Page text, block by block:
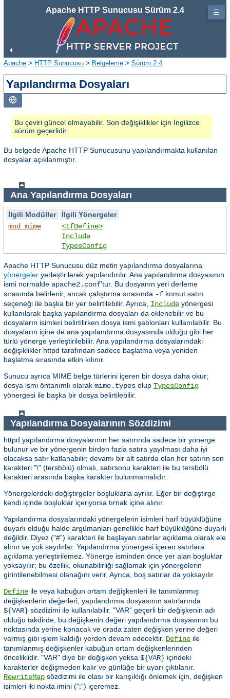
Apache HTTP Sunucusu Sürüm 2.4
Apache > HTTP Sunucusu > Belgeleme > Sürüm 2.4
Yapılandırma Dosyaları
Bu çeviri güncel olmayabilir. Son değişiklikler için İngilizce
sürüm geçerlidir.
Bu belgede Apache HTTP Sunucusunu yapılandırmakta kullanılan
dosyalar açıklanmıştır.
Ana Yapılandırma Dosyaları
İlgili Modüller
İlgili Yönergeler
mod_mime
<IfDefine>
Include
TypesConfig
Apache HTTP Sunucusu düz metin yapılandırma dosyalarına
yönergeler yerleştirilerek yapılandırılır. Ana yapılandırma dosyasının
ismi normalde apache2.conf'tur. Bu dosyanın yeri derleme
sırasında belirlenir, ancak çalıştırma sırasında -f komut satırı
seçeneği ile başka bir yer belirtilebilir. Ayrıca, Include yönergesi
kullanılarak başka yapılandırma dosyaları da eklenebilir ve bu
dosyaların isimleri belirtilirken dosya ismi şablonları kullanılabilir. Bu
dosyaların içine de ana yapılandırma dosyasında olduğu gibi her
türlü yönerge yerleştirilebilir. Ana yapılandırma dosyalarındaki
değişiklikler httpd tarafından sadece başlatma veya yeniden
başlatma sırasında etkin kılınır.
Sunucu ayrıca MIME belge türlerini içeren bir dosya daha okur;
dosya ismi öntanımlı olarak mime.types olup TypesConfig
yönergesi ile başka bir dosya belirtilebilir.
Yapılandırma Dosyalarının Sözdizimi
httpd yapılandırma dosyalarının her satırında sadece bir yönerge
bulunur ve bir yönergenin birden fazla satıra yayılması daha iyi
olacaksa satır katlanabilir; devamı bir alt satırda olan her satırın son
karakteri "\" (tersbölü) olmalı, satırsonu karakteri ile bu tersbölü
karakteri arasında başka karakter bulunmamalıdır.
Yönergelerdeki değiştirgeler boşluklarla ayrılır. Eğer bir değiştirge
kendi içinde boşluklar içeriyorsa tırnak içine alınır.
Yapılandırma dosyalarındaki yönergelerin isimleri harf büyüklüğüne
duyarlı olduğu halde argümanları genellikle harf büyüklüğüne duyarlı
değildir. Diyez ("#") karakteri ile başlayan satırlar açıklama olarak ele
alınır ve yok sayılırlar. Yapılandırma yönergesi içeren satırlara
açıklama yerleştirilemez. Yönerge isminden önce yer alan boşluklar
yoksayılır; bu özellik, okunabilirliği sağlamak için yönergelerin
girintilenebilmesi olanağını verir. Ayrıca, boş satırlar da yoksayılır.
Define ile veya kabuğun ortam değişkenleri ile tanımlanmış
değişkenlerin değerleri, yapılandırma dosyasının satırlarında
${VAR} sözdizimi ile kullanılabilir. "VAR" geçerli bir değişkenin adı
olduğu takdirde, bu değişkenin değeri yapılandırma dosyasının bu
noktasında yerine konacak ve orada zaten değişken yerine değeri
varmış gibi işlem kaldığı yerden devam edecektir. Define ile
tanımlanmış değişkenler kabuğun ortam değişkenlerinden
önceliklidir. "VAR" diye bir değişken yoksa ${VAR} içindeki
karakterler değişmeden kalır ve günlüğe bir uyarı çıktılanır.
RewriteMap sözdizimi ile olası bir karışıklığı önlemek için, değişken
isimleri iki nokta imini (":") içeremez.
☰